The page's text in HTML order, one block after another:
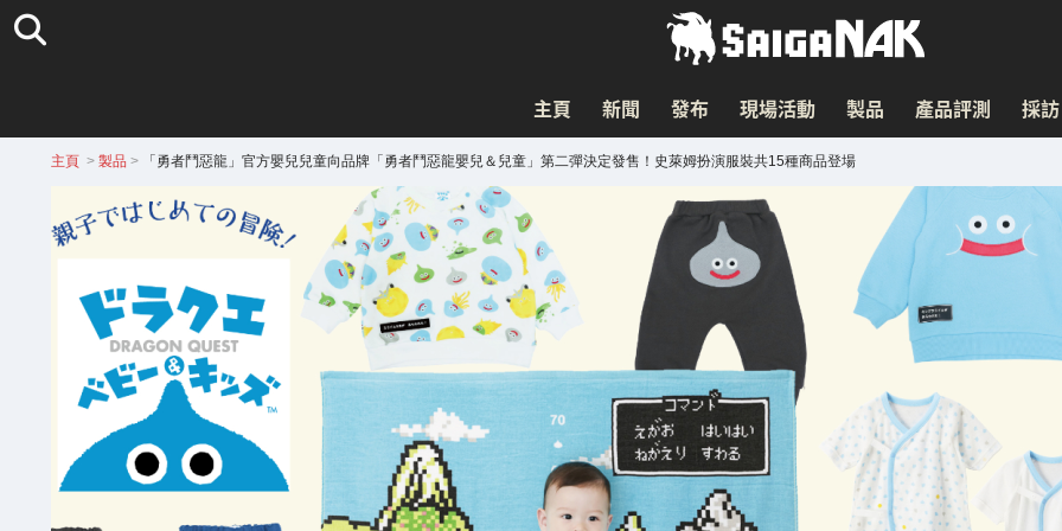
主頁 新聞 發布 現場活動 製品 產品評測 採訪
主頁 > 製品 > 「勇者鬥惡龍」官方嬰兒兒童向品牌「勇者鬥惡龍嬰兒＆兒童」第二彈決定發售！史萊姆扮演服裝共15種商品登場